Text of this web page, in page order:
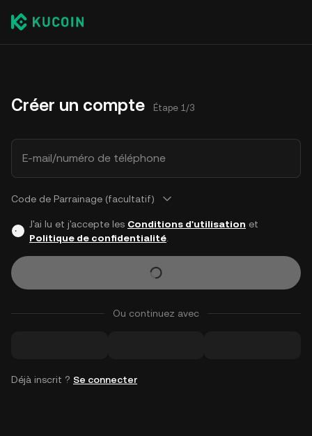
Créer un compte Étape 1/3
E-mail/numéro de téléphone
Code de Parrainage (facultatif)
J'ai lu et j'accepte les Conditions d'utilisation et
Politique de confidentialité.
Ou continuez avec
Déjà inscrit ? Se connecter